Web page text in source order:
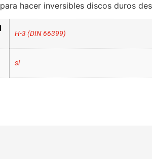
hacer inversibles discos duros
H-3 (DIN 66399)
sí